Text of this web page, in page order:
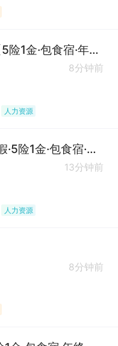
佳坤:汽配 /普工 空调车间【5险1金·包食宿·年终奖·晋升空间·厂车接送】
8分钟前
人力资源
KD物流:扫码、入库【高温假·5险1金·包食宿·厂车接送】
13分钟前
人力资源
8分钟前